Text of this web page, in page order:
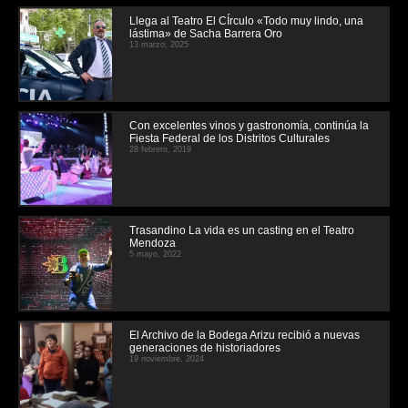
Llega al Teatro El CÍrculo «Todo muy lindo, una
lástima» de Sacha Barrera Oro
13 marzo, 2025
Con excelentes vinos y gastronomía, continúa la
Fiesta Federal de los Distritos Culturales
28 febrero, 2019
Trasandino La vida es un casting en el Teatro
Mendoza
5 mayo, 2022
El Archivo de la Bodega Arizu recibió a nuevas
generaciones de historiadores
19 noviembre, 2024